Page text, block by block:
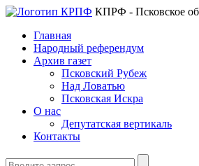
КПРФ - Псковское
Главная
Народный референдум
Архив газет
Псковский Рубеж
Над Ловатью
Псковская Искра
О нас
Депутатская вертикаль
Контакты